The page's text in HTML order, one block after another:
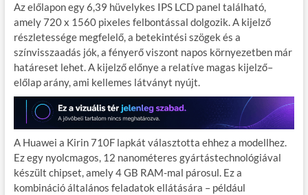
Az előlapon egy 6,39 hüvelykes IPS LCD panel található,
amely 720 x 1560 pixeles felbontással dolgozik. A kijelző
részletessége megfelelő, a betekintési szögek és a
színvisszaadás jók, a fényerő viszont napos környezetben már
határeset lehet. A kijelző előnye a relatíve magas kijelző–
előlap arány, ami kellemes látványt nyújt.
A Huawei a Kirin 710F lapkát választotta ehhez a modellhez.
Ez egy nyolcmagos, 12 nanométeres gyártástechnológiával
készült chipset, amely 4 GB RAM-mal párosul. Ez a
kombináció általános feladatok ellátására – például